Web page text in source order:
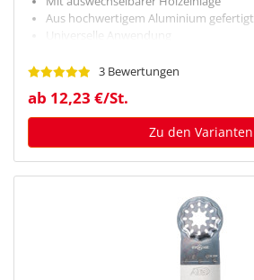
Aus hochwertigem Aluminium gefertigt
Universelle Anwendung
3 Bewertungen
ab 12,23 €/St.
Zu den Varianten